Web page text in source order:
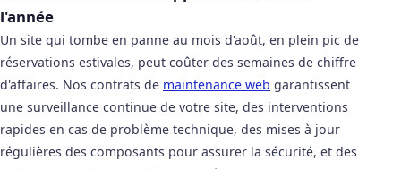
l'année
Un site qui tombe en panne au mois d'août, en plein pic de
réservations estivales, peut coûter des semaines de chiffre
d'affaires. Nos contrats de maintenance web garantissent
une surveillance continue de votre site, des interventions
rapides en cas de problème technique, des mises à jour
régulières des composants pour assurer la sécurité, et des